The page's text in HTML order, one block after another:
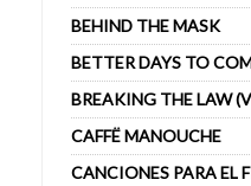
BEHIND THE MASK
BETTER DAYS TO
BREAKING THE LAW
CAFFË MANOUCHE
CANCIONES PARA EL